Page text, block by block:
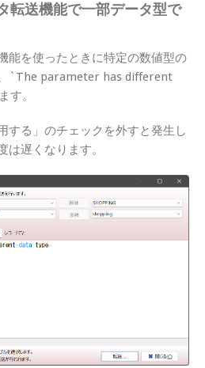
転送機能で一部データ型で
能を使ったときに特定の数値型の
`The parameter has different
す。
する」のチェックを外すと発生し
は遅くなります。